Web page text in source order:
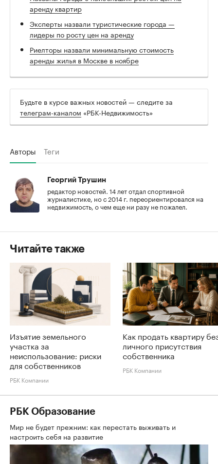
аренду квартир
Эксперты назвали туристические города —
лидеры по росту цен на аренду
Риелторы назвали минимальную стоимость
аренды жилья в Москве в ноябре
Будьте в курсе важных новостей — следите за
телеграм-каналом «РБК-Недвижимость»
Авторы Теги
Георгий Трушин
редактор новостей. 14 лет отдал спортивной
журналистике, но с 2014 г. переориентировался на
недвижимость, о чем еще ни разу не пожалел.
Читайте также
Изъятие земельного
участка за
неиспользование: риски
для собственников
РБК Компании
Как продать квартиру
личного присутствия
собственника
РБК Компании
РБК Образование
Мир не будет прежним: как перестать выживать и
настроить себя на развитие